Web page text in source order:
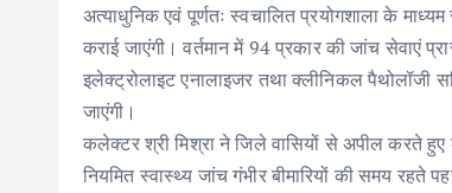
अत्याधुनिक एवं पूर्णतः स्वचालित प्रयोगशाला के
कराई जाएंगी। वर्तमान में 94 प्रकार की जांच सेवाएं
इलेक्ट्रोलाइट एनालाइजर तथा क्लीनिकल पैथोलॉजी
जाएंगी।
कलेक्टर श्री मिश्रा ने जिले वासियों से अपील करते
नियमित स्वास्थ्य जांच गंभीर बीमारियों की समय रहते